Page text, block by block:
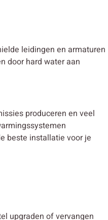
leidingen en armaturen
door hard water aan
produceren en veel
beste installatie voor je
upgraden of vervangen